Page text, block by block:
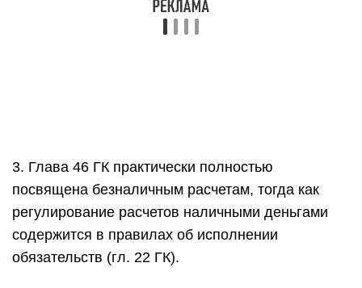
3. Глава 46 ГК практически полностью
посвящена безналичным расчетам, тогда как
регулирование расчетов наличными деньгами
содержится в правилах об исполнении
обязательств (гл. 22 ГК).